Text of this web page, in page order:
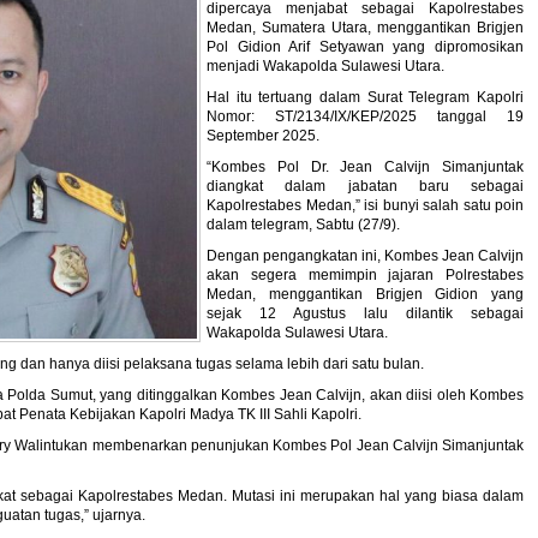
dipercaya menjabat sebagai Kapolrestabes
Medan, Sumatera Utara, menggantikan Brigjen
Pol Gidion Arif Setyawan yang dipromosikan
menjadi Wakapolda Sulawesi Utara.
Hal itu tertuang dalam Surat Telegram Kapolri
Nomor: ST/2134/IX/KEP/2025 tanggal 19
September 2025.
“Kombes Pol Dr. Jean Calvijn Simanjuntak
diangkat dalam jabatan baru sebagai
Kapolrestabes Medan,” isi bunyi salah satu poin
dalam telegram, Sabtu (27/9).
Dengan pengangkatan ini, Kombes Jean Calvijn
akan segera memimpin jajaran Polrestabes
Medan, menggantikan Brigjen Gidion yang
sejak 12 Agustus lalu dilantik sebagai
Wakapolda Sulawesi Utara.
dan hanya diisi pelaksana tugas selama lebih dari satu bulan.
Sumut, yang ditinggalkan Kombes Jean Calvijn, akan diisi oleh Kombes
Penata Kebijakan Kapolri Madya TK III Sahli Kapolri.
Walintukan membenarkan penunjukan Kombes Pol Jean Calvijn Simanjuntak
sebagai Kapolrestabes Medan. Mutasi ini merupakan hal yang biasa dalam
tugas,” ujarnya.